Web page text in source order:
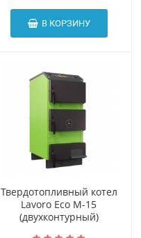
В КОРЗИНУ
Твердотопливный котел
Lavoro Eco M-15
(двухконтурный)